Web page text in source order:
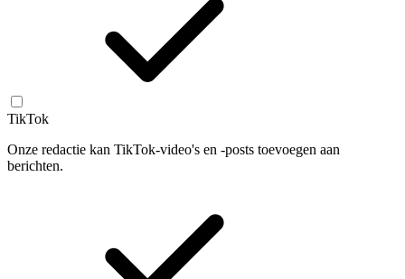
TikTok
Onze redactie kan TikTok-video's en -posts toevoegen aan
berichten.